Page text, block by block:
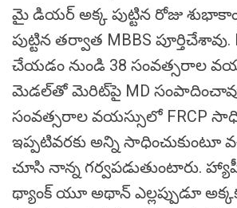
మై డియర్ అక్క పుట్టిన రోజు
పుట్టిన తర్వాత MBBS పూర్తిచేశావు.
చేయడం నుండి 38 సంవత్సరాల
మెడల్‌తో మెరిట్‌పై MD సంపాదించావు.
సంవత్సరాల వయస్సులో FRCP
ఇప్పటివరకు అన్ని సాధించుకుంటూ
చూసి నాన్న గర్వపడుతుంటారు. హ్యాపీ
థ్యాంక్ యూ అథాన్ ఎల్లప్పుడూ